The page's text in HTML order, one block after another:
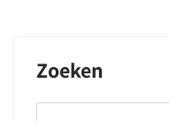
Zoeken